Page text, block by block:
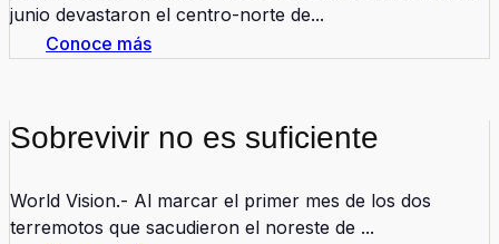
junio devastaron el centro-norte de...
Conoce más
Sobrevivir no es suficiente
World Vision.- Al marcar el primer mes de los dos
terremotos que sacudieron el noreste de ...